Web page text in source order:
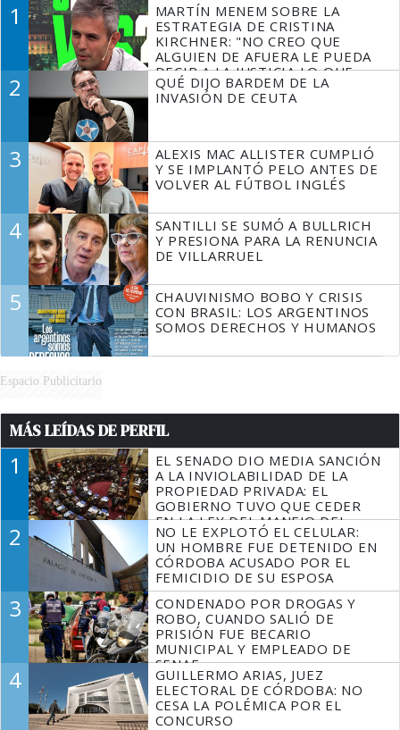
1
MARTÍN MENEM SOBRE LA
ESTRATEGIA DE CRISTINA
KIRCHNER: "NO CREO QUE
ALGUIEN DE AFUERA LE PUEDA
DECIR A LA JUSTICIA LO QUE
TIENE QUE HACER"
2
QUÉ DIJO BARDEM DE LA
INVASIÓN DE CEUTA
3
ALEXIS MAC ALLISTER CUMPLIÓ
Y SE IMPLANTÓ PELO ANTES DE
VOLVER AL FÚTBOL INGLÉS
4
SANTILLI SE SUMÓ A BULLRICH
Y PRESIONA PARA LA RENUNCIA
DE VILLARRUEL
5
CHAUVINISMO BOBO Y CRISIS
CON BRASIL: LOS ARGENTINOS
SOMOS DERECHOS Y HUMANOS
Espacio Publicitario
MÁS LEÍDAS DE PERFIL
1
EL SENADO DIO MEDIA SANCIÓN
A LA INVIOLABILIDAD DE LA
PROPIEDAD PRIVADA: EL
GOBIERNO TUVO QUE CEDER
EN LA LEY DEL MANEJO DEL
FUEGO
2
NO LE EXPLOTÓ EL CELULAR:
UN HOMBRE FUE DETENIDO EN
CÓRDOBA ACUSADO POR EL
FEMICIDIO DE SU ESPOSA
3
CONDENADO POR DROGAS Y
ROBO, CUANDO SALIÓ DE
PRISIÓN FUE BECARIO
MUNICIPAL Y EMPLEADO DE
SENAF
4
GUILLERMO ARIAS, JUEZ
ELECTORAL DE CÓRDOBA: NO
CESA LA POLÉMICA POR EL
CONCURSO